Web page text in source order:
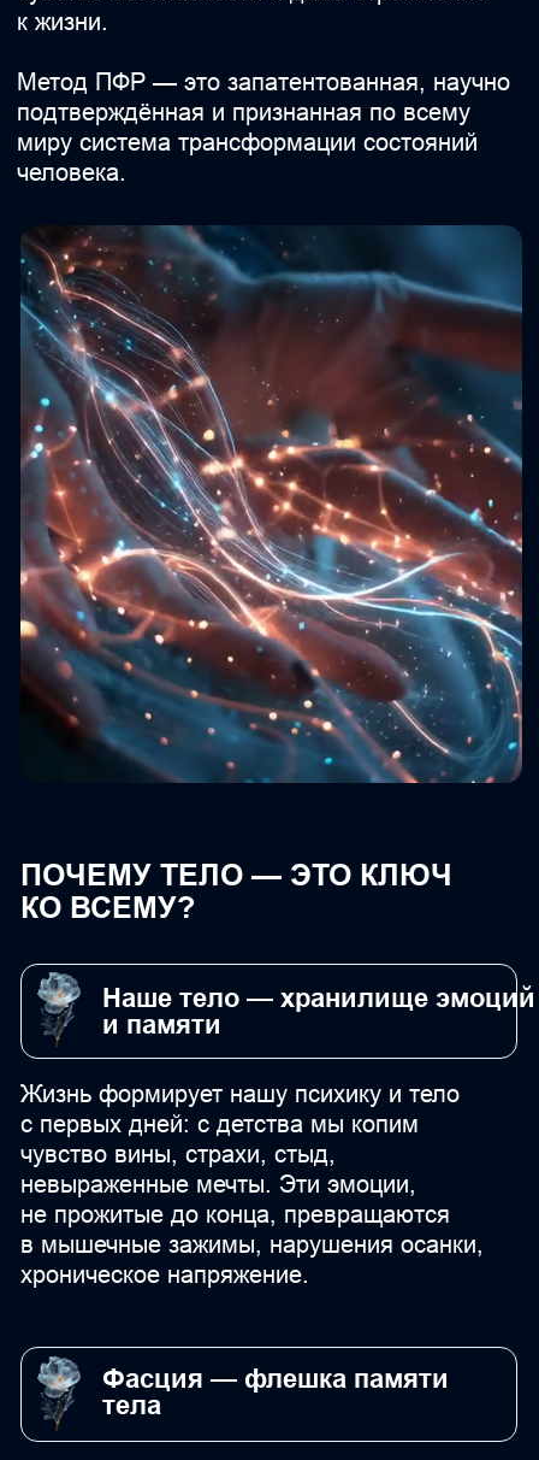
Научно доказано: именно фасция (тонкая
соединительная ткань, оплетающая мышцы)
сохраняет записи о глубоких травмах,
заблокированных эмоциях. Когда в жизни
возникают проблемы — отношения,
финансы, энергия, самовыражение —
причина часто именно в этих
«замороженных» участках тела.
Фасция — флешка памяти
тела
и памяти
Жизнь формирует нашу психику и тело
с первых дней: с детства мы копим
чувство вины, страхи, стыд,
невыраженные мечты. Эти эмоции,
в мышечные зажимы, нарушения осанки,
хроническое напряжение.
Особенность подхода — «минуя критический
мозг», тело через спонтанные движения
и абреакцию высвобождает глубоко
Основа метода — естественная работа тела:
движение становится языком исцеления.
МЕХАНИКА МЕТОДА ПФР
И ГИПНОТЕРАПИИ?
сила объятий